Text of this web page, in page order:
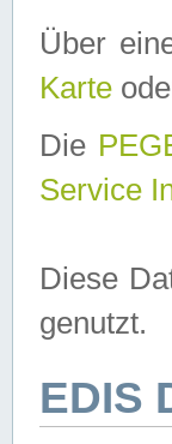
Über
Karte
Die
Service
Diese
genutzt.
EDIS